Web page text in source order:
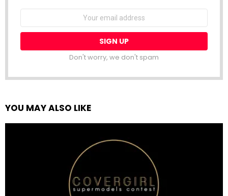
Email
Don't worry, we don't spam
YOU MAY ALSO LIKE